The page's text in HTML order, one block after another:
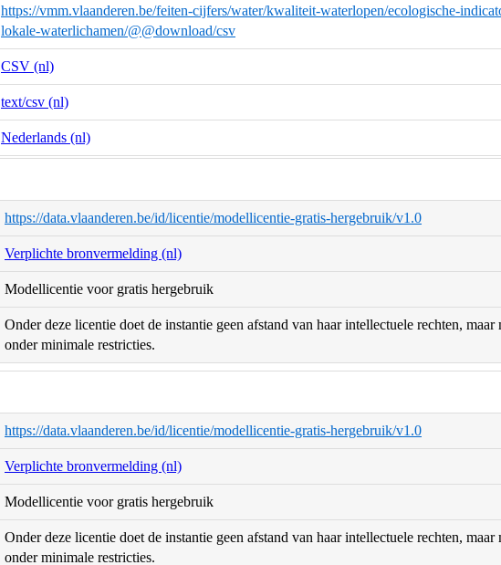
https://vmm.vlaanderen.be/feiten-cijfers/water/kwaliteit-waterlopen/ecologische-
lokale-waterlichamen/@@download/csv
CSV (nl)
text/csv (nl)
Nederlands (nl)
https://data.vlaanderen.be/id/licentie/modellicentie-gratis-hergebruik/v1.0
Verplichte bronvermelding (nl)
Modellicentie voor gratis hergebruik
Onder deze licentie doet de instantie geen afstand van haar intellectuele rechten,
onder minimale restricties.
https://data.vlaanderen.be/id/licentie/modellicentie-gratis-hergebruik/v1.0
Verplichte bronvermelding (nl)
Modellicentie voor gratis hergebruik
Onder deze licentie doet de instantie geen afstand van haar intellectuele rechten,
onder minimale restricties.